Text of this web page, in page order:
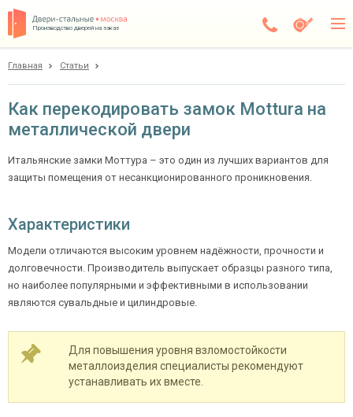
Производство дверей на заказ
Доставка
Установка
Акции
Покупателям
О компании
Главная Статьи
Как перекодировать замок Mottura на
металлической двери
Итальянские замки Моттура – это один из лучших вариантов для
защиты помещения от несанкционированного проникновения.
Характеристики
Модели отличаются высоким уровнем надёжности, прочности и
долговечности. Производитель выпускает образцы разного типа,
но наиболее популярными и эффективными в использовании
являются сувальдные и цилиндровые.
Для повышения уровня взломостойкости
металлоизделия специалисты рекомендуют
устанавливать их вместе.